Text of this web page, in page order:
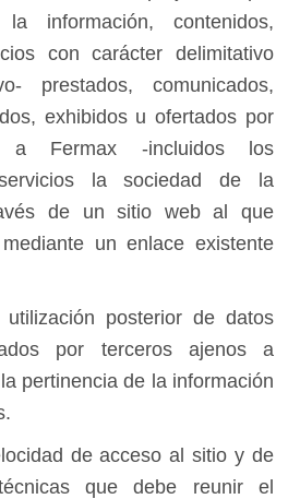
información, contenidos,
con carácter delimitativo
prestados, comunicados,
exhibidos u ofertados por
a Fermax -incluidos los
la sociedad de la
de un sitio web al que
un enlace existente
posterior de datos
por terceros ajenos a
pertinencia de la información
de acceso al sitio y de
que debe reunir el